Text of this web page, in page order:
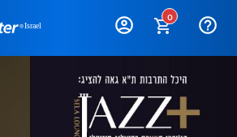
0 help_outline